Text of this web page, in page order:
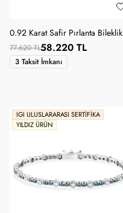
0.92 Karat Safir Pırlanta Bileklik
77.620 TL58.220 TL
3 Taksit İmkanı
IGI ULUSLARARASI SERTIFIKA
YILDIZ ÜRÜN